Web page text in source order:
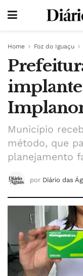
Home Foz do Iguaçu
Município
método, que
planejamento
por Diário das